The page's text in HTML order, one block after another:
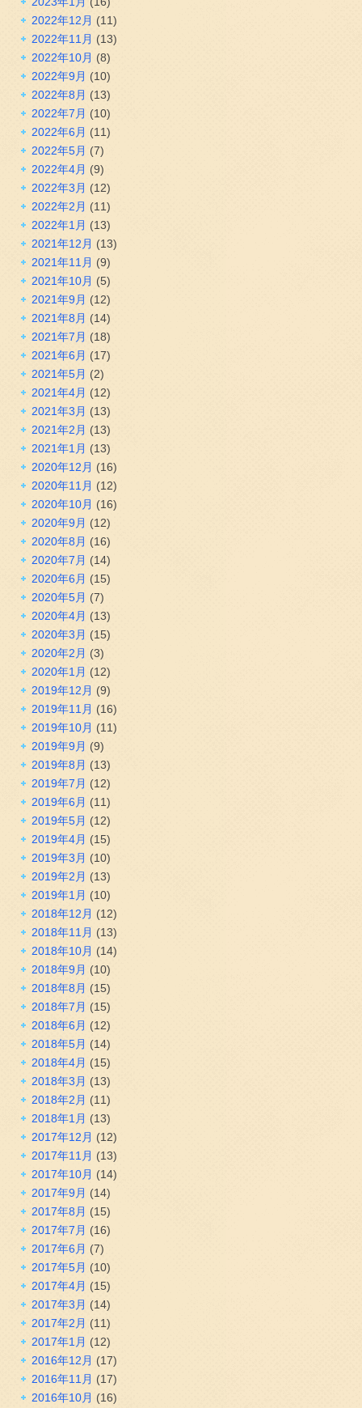
2022年12月 (11)
2022年11月 (13)
2022年10月 (8)
2022年9月 (10)
2022年8月 (13)
2022年7月 (10)
2022年6月 (11)
2022年5月 (7)
2022年4月 (9)
2022年3月 (12)
2022年2月 (11)
2022年1月 (13)
2021年12月 (13)
2021年11月 (9)
2021年10月 (5)
2021年9月 (12)
2021年8月 (14)
2021年7月 (18)
2021年6月 (17)
2021年5月 (2)
2021年4月 (12)
2021年3月 (13)
2021年2月 (13)
2021年1月 (13)
2020年12月 (16)
2020年11月 (12)
2020年10月 (16)
2020年9月 (12)
2020年8月 (16)
2020年7月 (14)
2020年6月 (15)
2020年5月 (7)
2020年4月 (13)
2020年3月 (15)
2020年2月 (3)
2020年1月 (12)
2019年12月 (9)
2019年11月 (16)
2019年10月 (11)
2019年9月 (9)
2019年8月 (13)
2019年7月 (12)
2019年6月 (11)
2019年5月 (12)
2019年4月 (15)
2019年3月 (10)
2019年2月 (13)
2019年1月 (10)
2018年12月 (12)
2018年11月 (13)
2018年10月 (14)
2018年9月 (10)
2018年8月 (15)
2018年7月 (15)
2018年6月 (12)
2018年5月 (14)
2018年4月 (15)
2018年3月 (13)
2018年2月 (11)
2018年1月 (13)
2017年12月 (12)
2017年11月 (13)
2017年10月 (14)
2017年9月 (14)
2017年8月 (15)
2017年7月 (16)
2017年6月 (7)
2017年5月 (10)
2017年4月 (15)
2017年3月 (14)
2017年2月 (11)
2017年1月 (12)
2016年12月 (17)
2016年11月 (17)
2016年10月 (16)